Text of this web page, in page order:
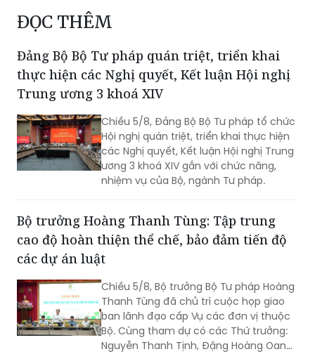
ĐỌC THÊM
Đảng Bộ Bộ Tư pháp quán triệt, triển khai
thực hiện các Nghị quyết, Kết luận Hội nghị
Trung ương 3 khoá XIV
Chiều 5/8, Đảng Bộ Bộ Tư pháp tổ chức
Hội nghị quán triệt, triển khai thực hiện
các Nghị quyết, Kết luận Hội nghị Trung
ương 3 khoá XIV gắn với chức năng,
nhiệm vụ của Bộ, ngành Tư pháp.
Bộ trưởng Hoàng Thanh Tùng: Tập trung
cao độ hoàn thiện thể chế, bảo đảm tiến độ
các dự án luật
Chiều 5/8, Bộ trưởng Bộ Tư pháp Hoàng
Thanh Tùng đã chủ trì cuộc họp giao
ban lãnh đạo cấp Vụ các đơn vị thuộc
Bộ. Cùng tham dự có các Thứ trưởng:
Nguyễn Thanh Tịnh, Đặng Hoàng Oanh,